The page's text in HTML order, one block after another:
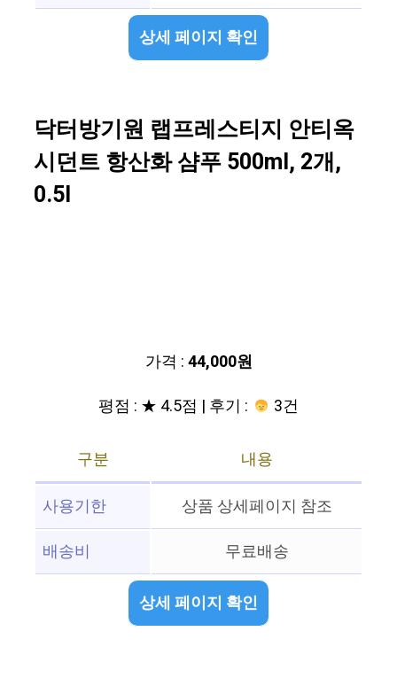
상세 페이지 확인
닥터방기원 랩프레스티지 안티옥
시던트 항산화 샴푸 500ml, 2개,
0.5l
가격 :44,000원
평점 : ★ 4.5점 | 후기 :
3건
구분
내용
사용기한
상품 상세페이지 참조
배송비
무료배송
상세 페이지 확인